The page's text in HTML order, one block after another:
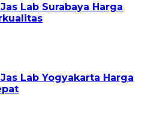
Lab Surabaya Harga
Lab Yogyakarta Harga